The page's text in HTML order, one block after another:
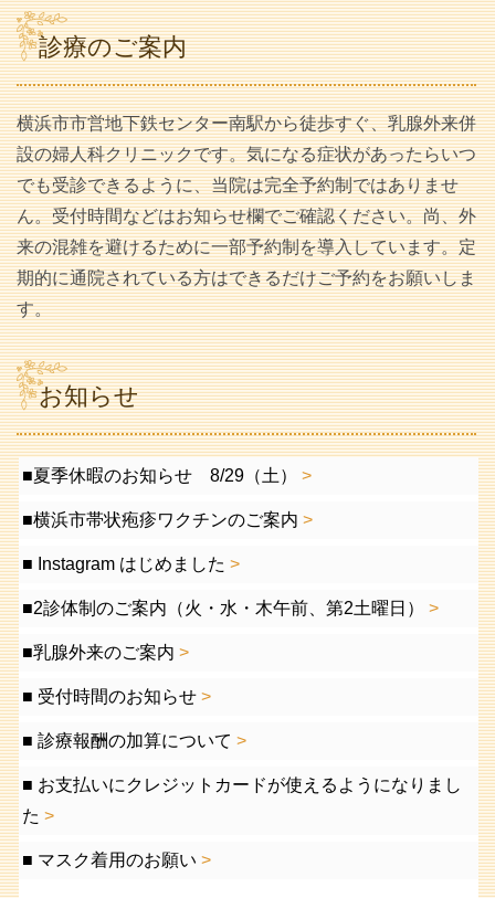
診療のご案内
横浜市市営地下鉄センター南駅から徒歩すぐ、乳腺外来併
設の婦人科クリニックです。気になる症状があったらいつ
でも受診できるように、当院は完全予約制ではありませ
ん。受付時間などはお知らせ欄でご確認ください。尚、外
来の混雑を避けるために一部予約制を導入しています。定
期的に通院されている方はできるだけご予約をお願いしま
す。
お知らせ
■夏季休暇のお知らせ 8/29（土）
■横浜市帯状疱疹ワクチンのご案内
■ Instagram はじめました
■2診体制のご案内（火・水・木午前、第2土曜日）
■乳腺外来のご案内
■ 受付時間のお知らせ
■ 診療報酬の加算について
■ お支払いにクレジットカードが使えるようになりまし
た
■ マスク着用のお願い